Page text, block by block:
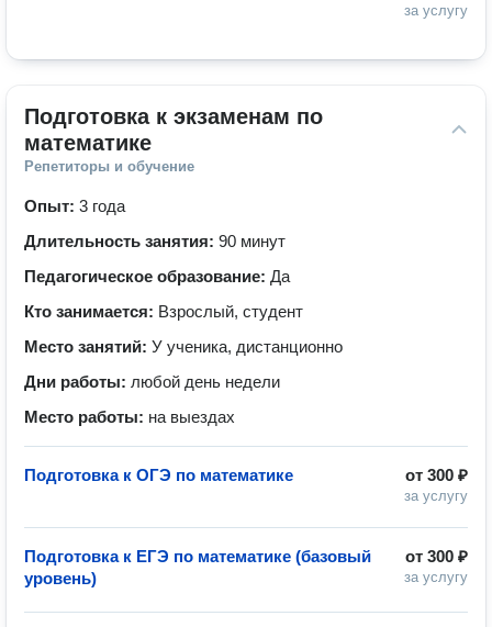
за услугу
Подготовка к экзаменам по
математике
Репетиторы и обучение
Опыт: 3 года
Длительность занятия: 90 минут
Педагогическое образование: Да
Кто занимается: Взрослый, студент
Место занятий: У ученика, дистанционно
Дни работы: любой день недели
Место работы: на выездах
от 300 ₽
за услугу
Подготовка к ОГЭ по математике
от 300 ₽
за услугу
Подготовка к ЕГЭ по математике (базовый
уровень)